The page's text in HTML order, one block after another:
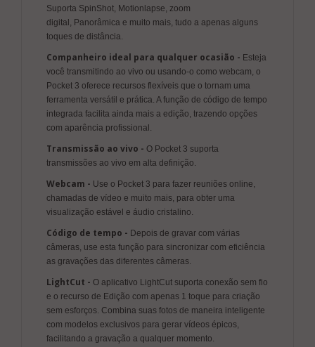
Suporta SpinShot, Motionlapse, zoom
digital, Panorâmica e muito mais, tudo a apenas alguns
toques de distância.
Companheiro ideal para qualquer ocasião - Esteja
você transmitindo ao vivo ou usando-o como webcam, o
Pocket 3 oferece recursos flexíveis que o tornam uma
ferramenta versátil e prática. A função de código de tempo
integrada facilita ainda mais a edição, trazendo opções
com aparência profissional.
Transmissão ao vivo - O Pocket 3 suporta
transmissões ao vivo em alta definição.
Webcam - Use o Pocket 3 para fazer reuniões online,
chamadas de vídeo e muito mais, para obter uma
visualização estável e áudio cristalino.
Código de tempo - Depois de gravar com várias
câmeras, use esta função para sincronizar com eficiência
as gravações das diferentes câmeras.
LightCut - O aplicativo LightCut suporta conexão sem fio
e o recurso de Edição com apenas 1 toque para criação
sem esforços. Combina suas fotos de maneira inteligente
com modelos exclusivos para gerar vídeos épicos,
facilitando a gravação a qualquer momento.